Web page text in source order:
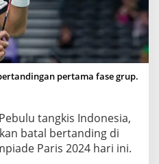
pertama fase grup.
tangkis Indonesia,
batal bertanding di
Paris 2024 hari ini.